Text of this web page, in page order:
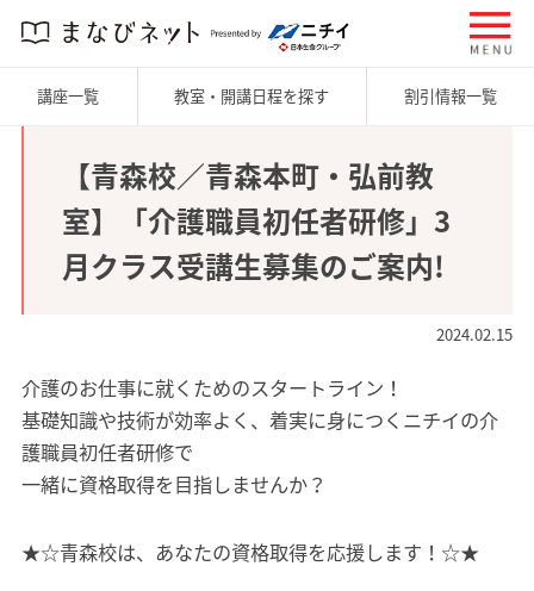
講座一覧 教室・開講日程を探す 割引情報一覧
【青森校／青森本町・弘前教
室】「介護職員初任者研修」3
月クラス受講生募集のご案内!
2024.02.15
介護のお仕事に就くためのスタートライン！
基礎知識や技術が効率よく、着実に身につくニチイの介
護職員初任者研修で
一緒に資格取得を目指しませんか？
★☆青森校は、あなたの資格取得を応援します！☆★